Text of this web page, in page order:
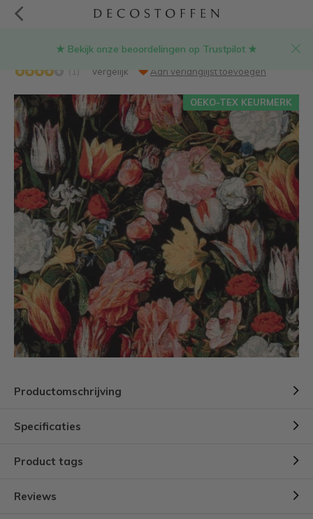
★ Bekijk onze beoordelingen op Trustpilot ★
Bloemen en tulpen gobelin meubelstof
(1) Vergelijk Aan verlanglijst toevoegen
OEKO-TEX KEURMERK
Productomschrijving
Specificaties
Product tags
Reviews